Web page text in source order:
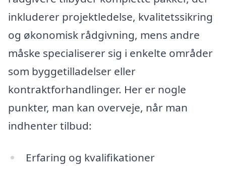
inkluderer projektledelse, kvalitetssikring
og økonomisk rådgivning, mens andre
måske specialiserer sig i enkelte områder
som byggetilladelser eller
kontraktforhandlinger. Her er nogle
punkter, man kan overveje, når man
indhenter tilbud:
Erfaring og kvalifikationer